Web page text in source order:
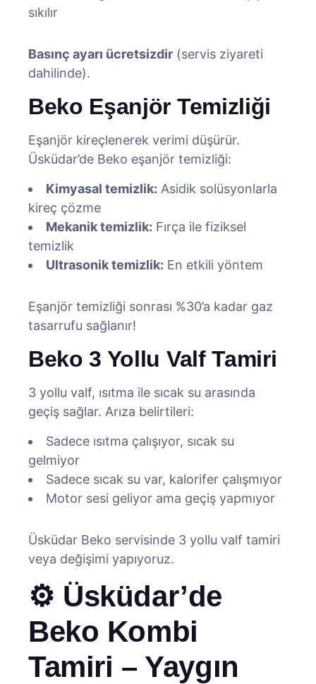
sıkılır
Basınç ayarı ücretsizdir (servis ziyareti
dahilinde).
Beko Eşanjör Temizliği
Eşanjör kireçlenerek verimi düşürür.
Üsküdar’de Beko eşanjör temizliği:
Kimyasal temizlik: Asidik solüsyonlarla
kireç çözme
Mekanik temizlik: Fırça ile fiziksel
temizlik
Ultrasonik temizlik: En etkili yöntem
Eşanjör temizliği sonrası %30’a kadar gaz
tasarrufu sağlanır!
Beko 3 Yollu Valf Tamiri
3 yollu valf, ısıtma ile sıcak su arasında
geçiş sağlar. Arıza belirtileri:
Sadece ısıtma çalışıyor, sıcak su
gelmiyor
Sadece sıcak su var, kalorifer çalışmıyor
Motor sesi geliyor ama geçiş yapmıyor
Üsküdar Beko servisinde 3 yollu valf tamiri
veya değişimi yapıyoruz.
⚙️ Üsküdar’de
Beko Kombi
Tamiri – Yaygın